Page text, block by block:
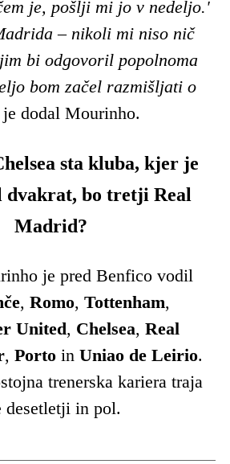
je, pošlji mi jo v nedeljo.'
– nikoli mi niso nič
bi odgovoril popolnoma
bom začel razmišljati o
dodal Mourinho.
sta kluba, kjer je
dvakrat, bo tretji Real
Madrid?
je pred Benfico vodil
, Romo, Tottenham,
United, Chelsea, Real
, Portoin Uniao de Leirio.
trenerska kariera traja
desetletji in pol.